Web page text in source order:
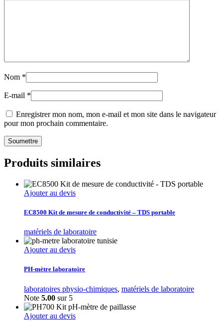
Nom *
E-mail *
Enregistrer mon nom, mon e-mail et mon site dans le navigateur
pour mon prochain commentaire.
Produits similaires
Ajouter au devis
EC8500 Kit de mesure de conductivité – TDS portable
matériels de laboratoire
Ajouter au devis
PH-mètre laboratoire
laboratoires physio-chimiques, matériels de laboratoire
Note 5.00 sur 5
Ajouter au devis